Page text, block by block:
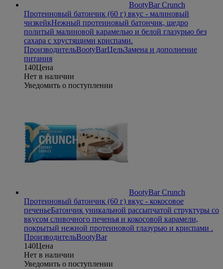
BootyBar Crunch
Протеиновый батончик (60 г) вкус - малиновый
чизкейкНежный протеиновый батончик, щедро
политый малиновой карамелью и белой глазурью без
сахара с хрустящими криспами.
ПроизводительBootyBarЦельЗамена и дополнение
питания
140Цена
Нет в наличии
Уведомить о поступлении
BootyBar Crunch
Протеиновый батончик (60 г) вкус - кокосовое
печеньеБатончик уникальной рассыпчатой структуры со
вкусом сливочного печенья и кокосовой карамели,
покрытый нежной протеиновой глазурью и криспами .
ПроизводительBootyBar
140Цена
Нет в наличии
Уведомить о поступлении